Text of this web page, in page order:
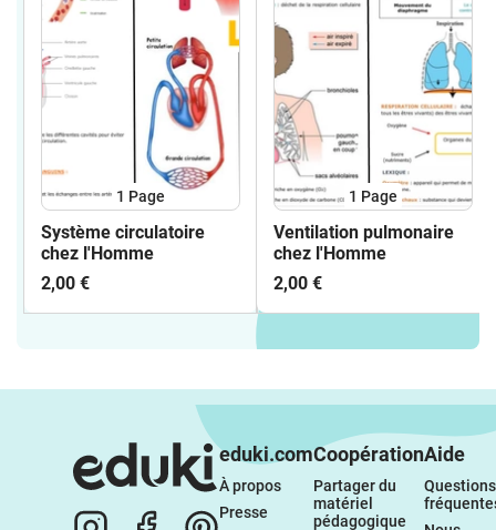
1 Page
Système circulatoire
chez l'Homme
2,00 €
1 Page
Ventilation pulmonaire
chez l'Homme
2,00 €
eduki.com
À propos
Presse
Coopération
Partager du
matériel
pédagogique
Aide
Questions